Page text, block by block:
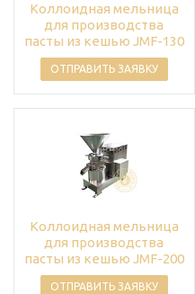
Коллоидная мельница
для производства
пасты из кешью JMF-130
ОТПРАВИТЬ ЗАЯВКУ
Коллоидная мельница
для производства
пасты из кешью JMF-200
ОТПРАВИТЬ ЗАЯВКУ